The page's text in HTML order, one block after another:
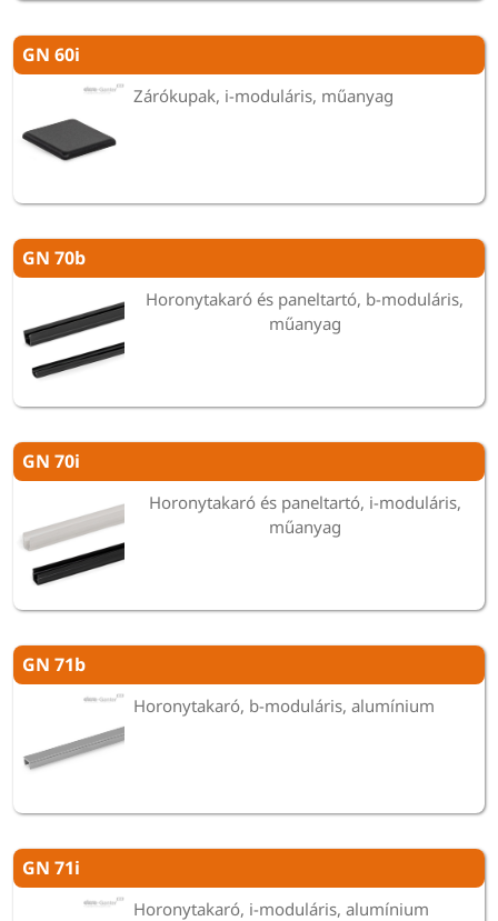
GN 60i
Zárókupak, i-moduláris, műanyag
GN 70b
Horonytakaró és paneltartó, b-moduláris,
műanyag
GN 70i
Horonytakaró és paneltartó, i-moduláris,
műanyag
GN 71b
Horonytakaró, b-moduláris, alumínium
GN 71i
Horonytakaró, i-moduláris, alumínium